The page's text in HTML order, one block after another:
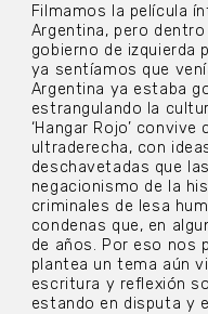
Filmamos la película
Argentina, pero
gobierno de izquierda
ya sentíamos que
Argentina ya estaba
estrangulando la
‘Hangar Rojo’
ultraderecha, con
deschavetadas que
negacionismo de la
criminales de lesa
condenas que, en
de años. Por eso nos
plantea un tema aún
escritura y reflexión
estando en disputa y